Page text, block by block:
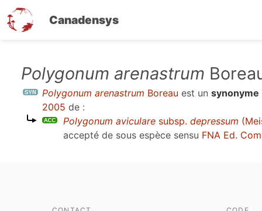
Canadensys
contenu
Polygonum arenastrum
Polygonum arenastrum Boreau est un synonyme
2005 de :
Polygonum aviculare subsp. depressum
accepté de sous espèce sensu FNA Ed.